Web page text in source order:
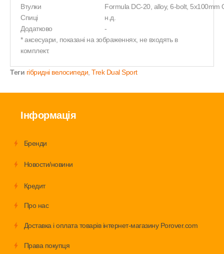
Втулки
Formula DC-20, alloy, 6-bolt, 5x100mm
Спиці
н.д.
Додатково
-
* аксесуари, показані на зображеннях, не входять в
комплект.
Теги гібридні велосипеди Trek Dual Sport
Інформація
Бренди
Новости/новини
Кредит
Про нас
Доставка і оплата товарів інтернет-магазину Porover.com
Права покупця